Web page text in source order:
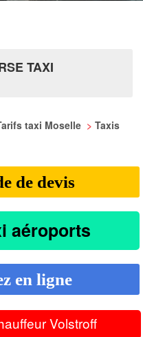
TAXI
taxi Moselle > Taxis
de devis
aéroports
en ligne
Volstroff